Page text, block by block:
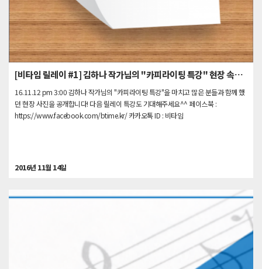
[비타임 릴레이 #1] 김하나 작가님의 "카피라이팅 특강" 현장 속으로!
16.11.12 pm 3:00 김하나 작가님의 "카피라이팅 특강"을 마치고 많은 분들과 함께 했
던 현장 사진을 공개합니다! 다음 릴레이 특강도 기대해주세요^^ 페이스북 :
https://www.facebook.com/btime.kr/ 카카오톡 ID : 비타임
2016년 11월 14일